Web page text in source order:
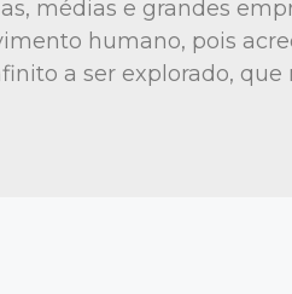
médias e grandes
humano, pois
a ser explorado,